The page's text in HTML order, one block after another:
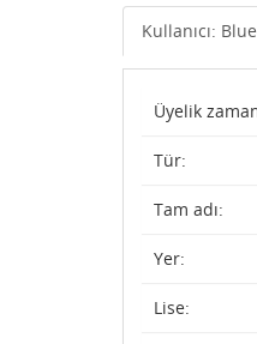
Kullanıcı:
Üyelik
Tür:
Tam adı:
Yer:
Lise: